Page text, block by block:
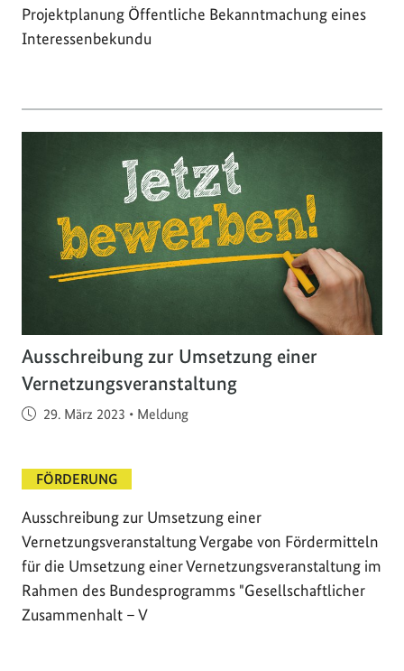
Projektplanung Öffentliche Bekanntmachung eines
Interessenbekundu
Ausschreibung zur Umsetzung einer
Vernetzungsveranstaltung
Veröffentlicht am
29. März 2023 • Meldung
FÖRDERUNG
Ausschreibung zur Umsetzung einer
Vernetzungsveranstaltung Vergabe von Fördermitteln
für die Umsetzung einer Vernetzungsveranstaltung im
Rahmen des Bundesprogramms "Gesellschaftlicher
Zusammenhalt – V